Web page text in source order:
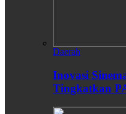
Daerah
Inovasi
Tingkatkan